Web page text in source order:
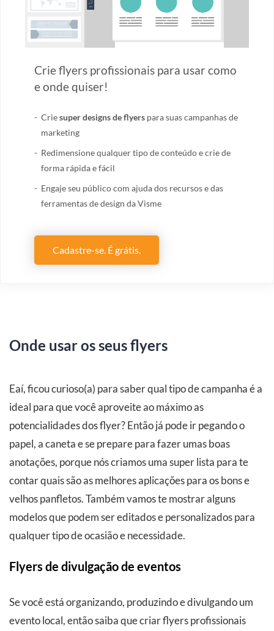
Crie flyers profissionais para usar como
e onde quiser!
Criesuper designs de flyers para suas campanhas de
marketing
Redimensione qualquer tipo de conteúdo e crie de
forma rápida e fácil
Engaje seu público com ajuda dos recursos e das
ferramentas de design da Visme
Cadastre-se. É grátis.
Onde usar os seus flyers
Eaí, ficou curioso(a) para saber qual tipo de campanha é a
ideal para que você aproveite ao máximo as
potencialidades dos flyer? Então já pode ir pegando o
papel, a caneta e se prepare para fazer umas boas
anotações, porque nós criamos uma super lista para te
contar quais são as melhores aplicações para os bons e
velhos panfletos. Também vamos te mostrar alguns
modelos que podem ser editados e personalizados para
qualquer tipo de ocasião e necessidade.
Flyers de divulgação de eventos
Se você está organizando, produzindo e divulgando um
evento local, então saiba que criar flyers profissionais